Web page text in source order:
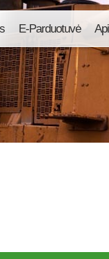
E-Parduotuvė